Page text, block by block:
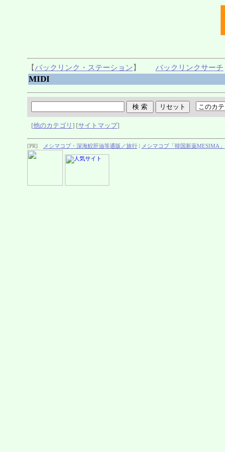
【バックリンク・ステーション 】 バックリンクサーチ
MIDI
[他のカテゴリ ] [サイトマップ]
[PR] メシマコブ・深海鮫肝油等通販／旅行| メシマコブ「韓国新薬MESIMA」